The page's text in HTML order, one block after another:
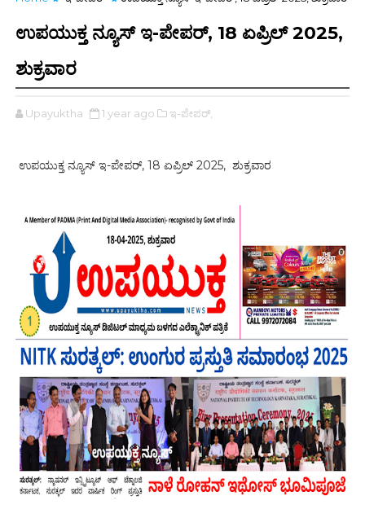
ಉಪಯುಕ್ತ ನ್ಯೂಸ್ ಇ-ಪೇಪರ್, 18 ಏಪ್ರಿಲ್ 2025,
ಶುಕ್ರವಾರ
Upayuktha 1 year ago ಇ-ಪೇಪರ್‌,
ಉಪಯುಕ್ತ ನ್ಯೂಸ್ ಇ-ಪೇಪರ್, 18 ಏಪ್ರಿಲ್ 2025, ಶುಕ್ರವಾರ